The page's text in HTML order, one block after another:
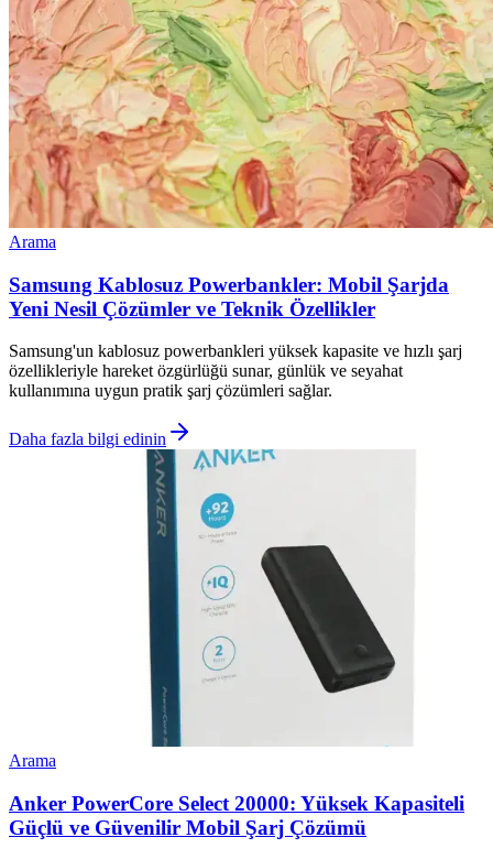
Arama
Samsung Kablosuz Powerbankler: Mobil Şarjda
Yeni Nesil Çözümler ve Teknik Özellikler
Samsung'un kablosuz powerbankleri yüksek kapasite ve hızlı şarj
özellikleriyle hareket özgürlüğü sunar, günlük ve seyahat
kullanımına uygun pratik şarj çözümleri sağlar.
Daha fazla bilgi edinin
Arama
Anker PowerCore Select 20000: Yüksek Kapasiteli
Güçlü ve Güvenilir Mobil Şarj Çözümü